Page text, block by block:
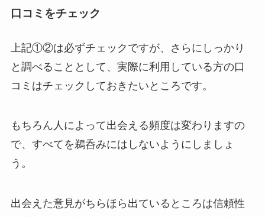
口コミをチェック
上記①②は必ずチェックですが、さらにしっかり
と調べることとして、実際に利用している方の口
コミはチェックしておきたいところです。
もちろん人によって出会える頻度は変わりますの
で、すべてを鵜呑みにはしないようにしましょ
う。
出会えた意見がちらほら出ているところは信頼性